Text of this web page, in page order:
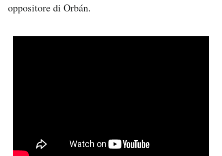
oppositore di Orbán.